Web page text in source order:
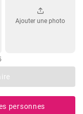
Ajouter une photo
personnes